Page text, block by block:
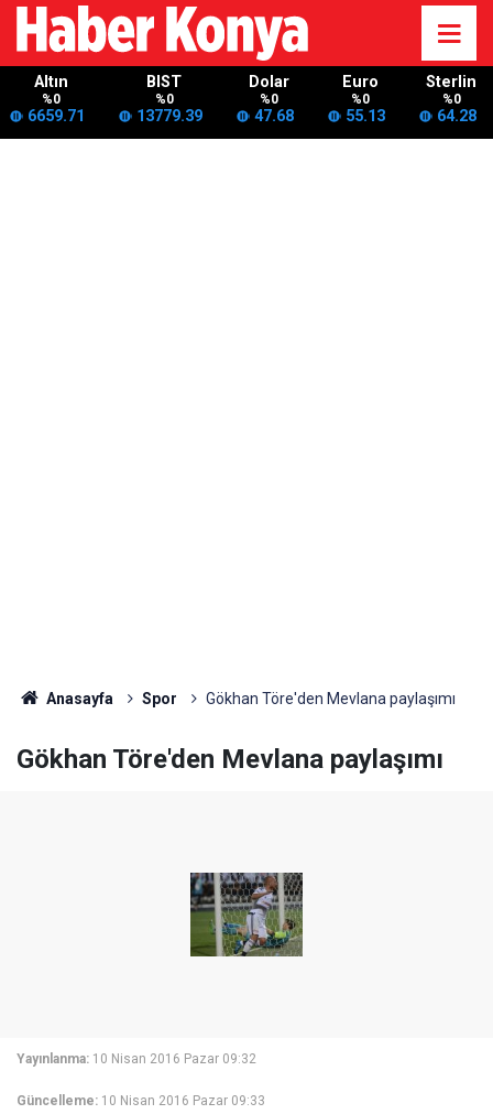
Altın
%0
6659.71
BIST
%0
13779.39
Dolar
%0
47.68
Euro
%0
55.13
Sterlin
%0
64.28
Anasayfa Spor Gökhan Töre'den Mevlana paylaşımı
Gökhan Töre'den Mevlana paylaşımı
Yayınlanma: 10 Nisan 2016 Pazar 09:32
Güncelleme: 10 Nisan 2016 Pazar 09:33